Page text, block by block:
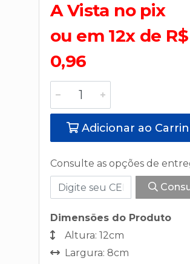
A Vista no pix
ou em 12x de R$
0,96
Adicionar ao
Consulte as opções de
Dimensões do Produto
Altura: 12cm
Largura: 8cm